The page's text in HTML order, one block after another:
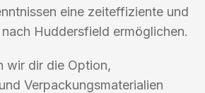
eine zeiteffiziente und
Huddersfield ermöglichen.
wir dir die Option,
Verpackungsmaterialien